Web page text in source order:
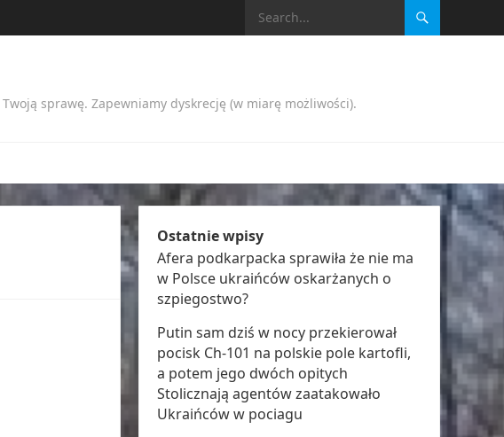
sprawę. Zapewniamy dyskrecję (w miarę możliwości).
Ostatnie wpisy
Afera podkarpacka sprawiła że nie ma
w Polsce ukraińców oskarżanych o
szpiegostwo?
Putin sam dziś w nocy przekierował
pocisk Ch-101 na polskie pole kartofli,
a potem jego dwóch opitych
Stolicznają agentów zaatakowało
Ukraińców w pociagu